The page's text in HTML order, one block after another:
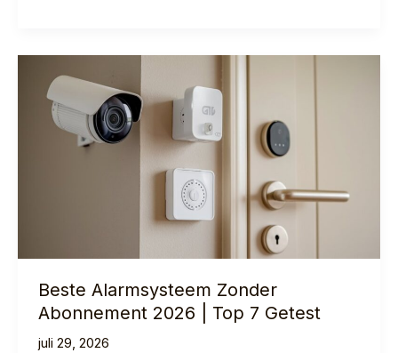
Stap-
voor-
Stap
Gids
Beste Alarmsysteem Zonder
Abonnement 2026 | Top 7 Getest
juli 29, 2026